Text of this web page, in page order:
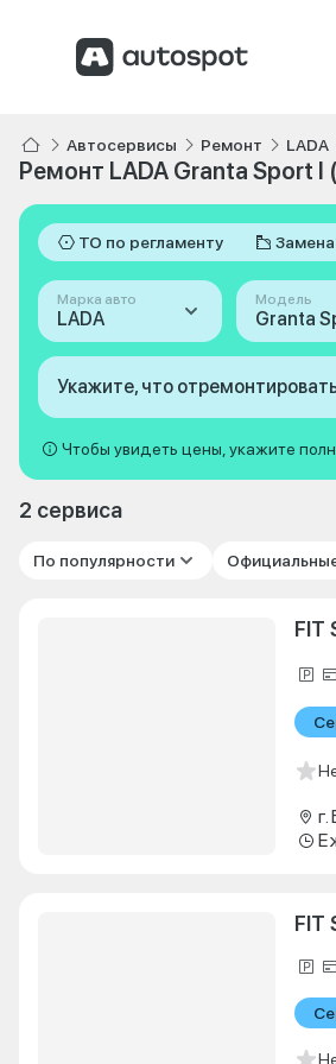
Автосервисы Ремонт LADA
Ремонт LADA Granta Sport I
ТО по регламенту
Марка авто
LADA
Модель
Granta
Укажите, что
Чтобы увидеть цены, укажите
2 сервиса
По популярности
FIT
г.
FIT